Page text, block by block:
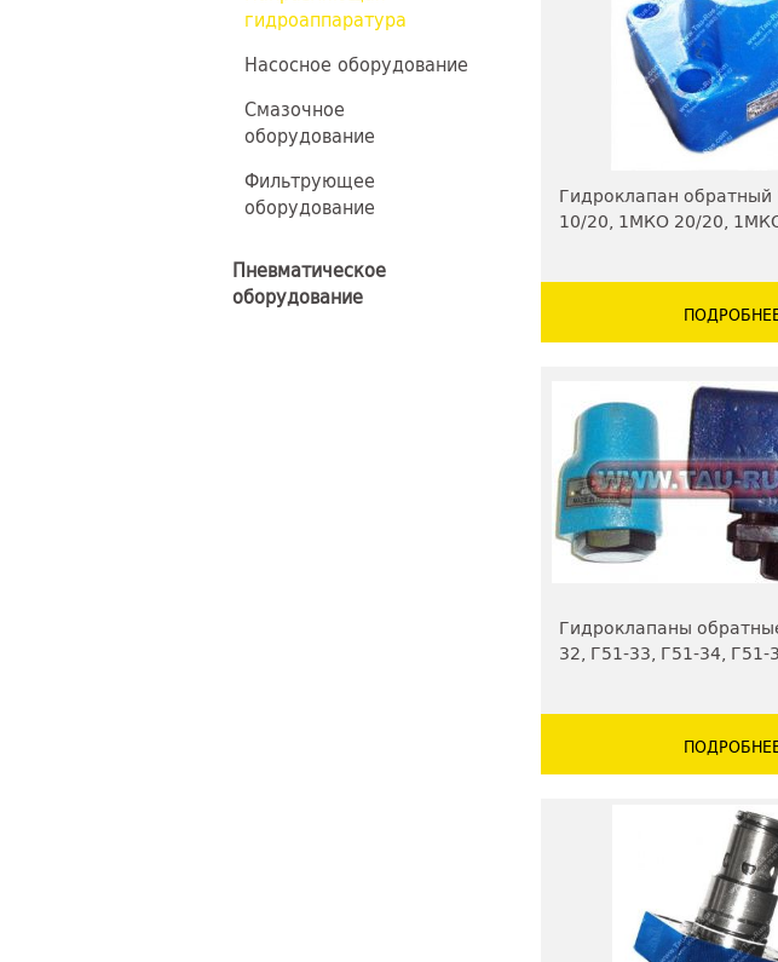
гидроаппаратура
Насосное оборудование
Смазочное
оборудование
Фильтрующее
оборудование
Пневматическое
оборудование
Гидроклапан
10/20, 1МКО 20/20,
Гидроклапаны
32, Г51-33, Г51-34, Г51-